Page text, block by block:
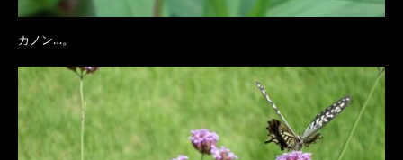
カノン…。